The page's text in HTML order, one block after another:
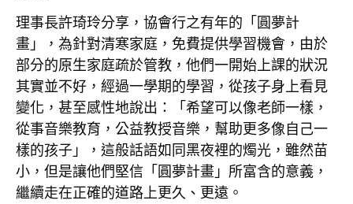
理事長許琦玲分享，協會行之有年的「圓夢計
畫」，為針對清寒家庭，免費提供學習機會，由於
部分的原生家庭疏於管教，他們一開始上課的狀況
其實並不好，經過一學期的學習，從孩子身上看見
變化，甚至感性地說出：「希望可以像老師一樣，
從事音樂教育，公益教授音樂，幫助更多像自己一
樣的孩子」，這般話語如同黑夜裡的燭光，雖然苗
小，但是讓他們堅信「圓夢計畫」所富含的意義，
繼續走在正確的道路上更久、更遠。